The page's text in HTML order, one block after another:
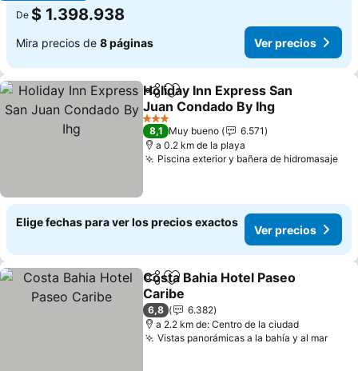
De $ 1.398.938
Mira precios de 8 páginas Ver precios
CompartirAgregar a favoritos
Holiday Inn Express San
Juan Condado By Ihg
3 Estrellas
8,1 Muy bueno
6.571
a 0.2 km de la playa
Piscina exterior y bañera de hidromasaje
Elige fechas para ver los precios exactos
Ver precios
CompartirAgregar a favoritos
Costa Bahia Hotel Paseo
Caribe
6,8
6.382
a 2.2 km de: Centro de la ciudad
Vistas panorámicas a la bahía y al mar